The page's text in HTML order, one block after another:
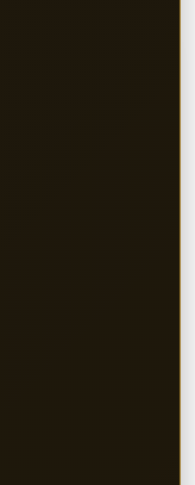
Alpha
volgens vaste
per